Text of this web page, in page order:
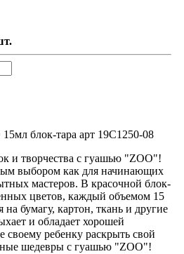
блок-тара арт 19С1250-08
и творчества с гуашью "ZOO"!
выбором как для начинающих
мастеров. В красочной блок-
цветов, каждый объемом 15
бумагу, картон, ткань и другие
и обладает хорошей
своему ребенку раскрыть свой
шедевры с гуашью "ZOO"!